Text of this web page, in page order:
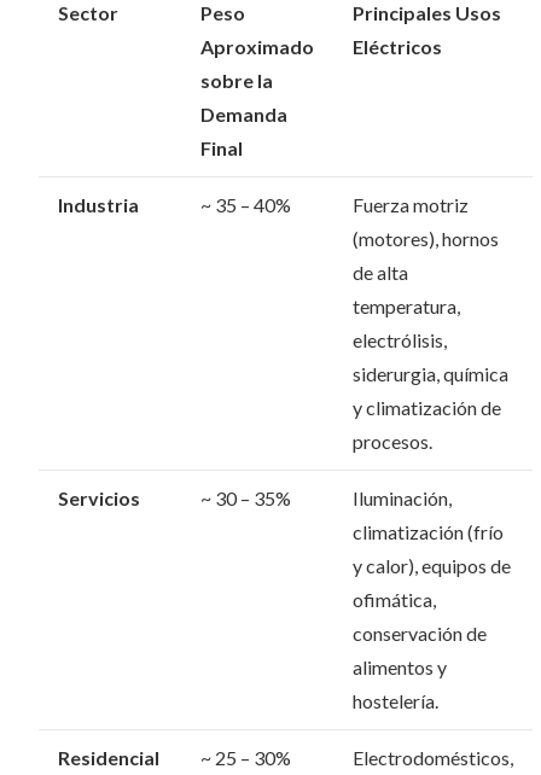
Sector
Peso
Aproximado
sobre la
Demanda
Final
Principales Usos
Eléctricos
Industria ~ 35 – 40%
Fuerza motriz
(motores), hornos
de alta
temperatura,
electrólisis,
siderurgia, química
y climatización de
procesos.
Servicios ~ 30 – 35%
Iluminación,
climatización (frío
y calor), equipos de
ofimática,
conservación de
alimentos y
hostelería.
Residencial ~ 25 – 30% Electrodomésticos,